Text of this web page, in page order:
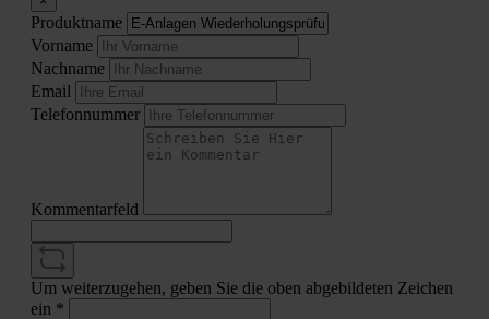
Produktname
Vorname
Nachname
Email
Telefonnummer
Kommentarfeld
Um weiterzugehen, geben Sie die oben abgebildeten Zeichen
ein *